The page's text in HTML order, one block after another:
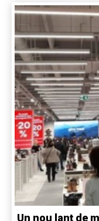
Un nou lanț de